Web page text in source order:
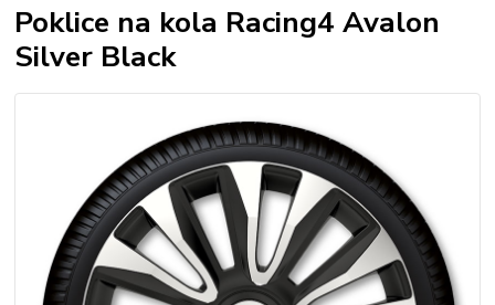
Poklice na kola Racing4 Avalon
Silver Black